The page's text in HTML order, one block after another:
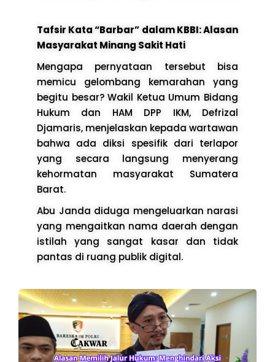
Tafsir Kata “Barbar” dalam KBBI: Alasan
Masyarakat Minang Sakit Hati
Mengapa pernyataan tersebut bisa
memicu gelombang kemarahan yang
begitu besar? Wakil Ketua Umum Bidang
Hukum dan HAM DPP IKM, Defrizal
Djamaris, menjelaskan kepada wartawan
bahwa ada diksi spesifik dari terlapor
yang secara langsung menyerang
kehormatan masyarakat Sumatera
Barat.
Abu Janda diduga mengeluarkan narasi
yang mengaitkan nama daerah dengan
istilah yang sangat kasar dan tidak
pantas di ruang publik digital.